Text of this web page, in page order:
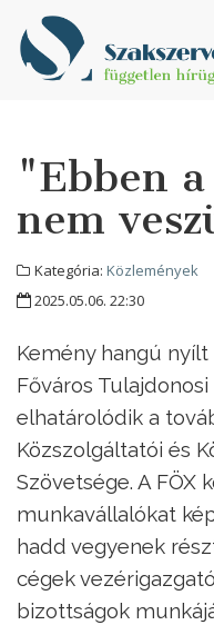
"Ebben
nem
Kategória: Közlemények
2025.05.06. 22:30
Kemény hangú
Főváros
elhatárolódik a
Közszolgáltatói és
Szövetsége. A FÖX
munkavállalókat
hadd vegyenek
cégek
bizottságok